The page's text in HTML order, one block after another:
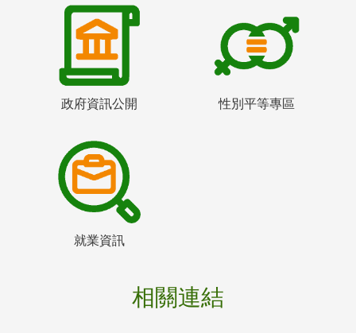
政府資訊公開 性別平等專區
就業資訊
相關連結